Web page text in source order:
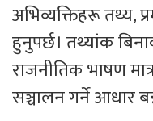
अभिव्यक्तिहरू तथ्य,
हुनुपर्छ। तथ्यांक
राजनीतिक भाषण
सञ्चालन गर्ने आधार